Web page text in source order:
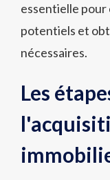
essentielle pour
potentiels et
nécessaires.
Les